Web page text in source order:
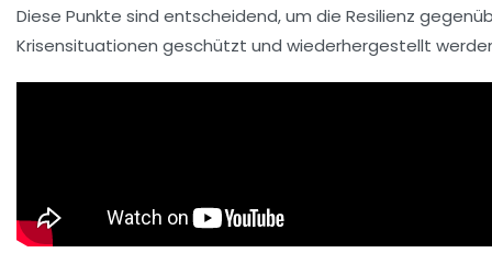
Diese Punkte sind entscheidend, um die Resilienz
Krisensituationen geschützt und wiederhergestellt